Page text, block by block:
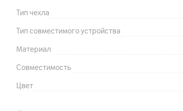
Тип чехла
Тип совместимого устройства
Материал
Совместимость
Цвет